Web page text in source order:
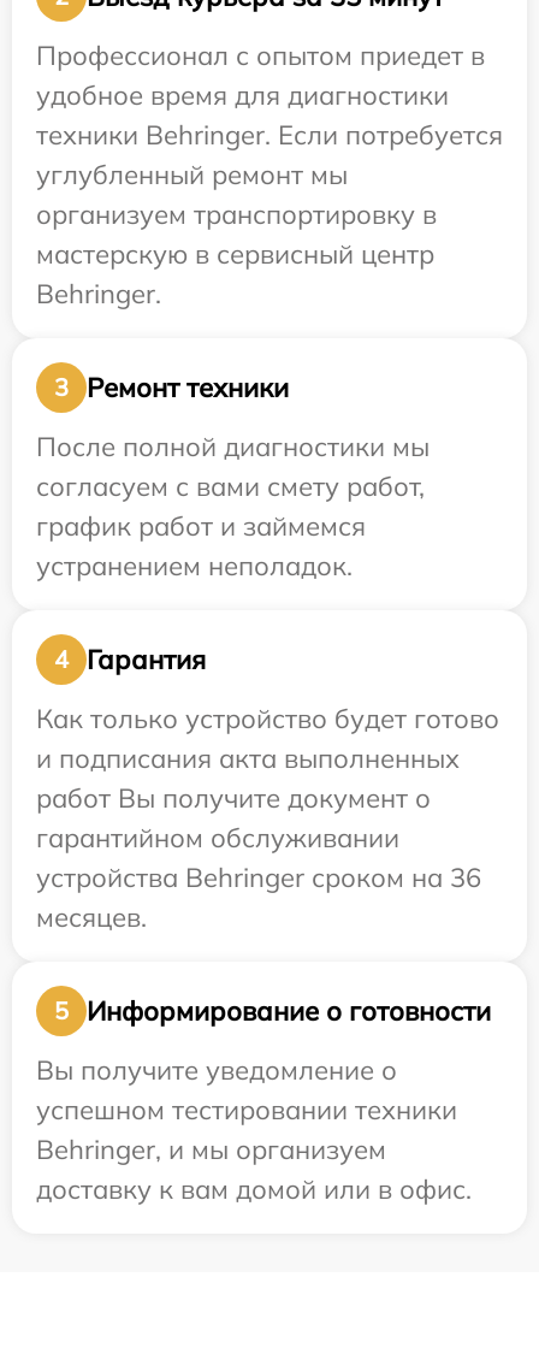
Профессионал с опытом приедет в
удобное время для диагностики
техники Behringer. Если потребуется
углубленный ремонт мы
организуем транспортировку в
мастерскую в сервисный центр
Behringer.
3
Ремонт техники
После полной диагностики мы
согласуем с вами смету работ,
график работ и займемся
устранением неполадок.
4
Гарантия
Как только устройство будет готово
и подписания акта выполненных
работ Вы получите документ о
гарантийном обслуживании
устройства Behringer сроком на 36
месяцев.
5
Информирование о готовности
Вы получите уведомление о
успешном тестировании техники
Behringer, и мы организуем
доставку к вам домой или в офис.